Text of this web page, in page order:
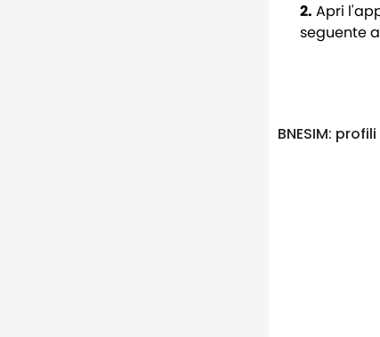
2. Apri
seguente
BNESIM: